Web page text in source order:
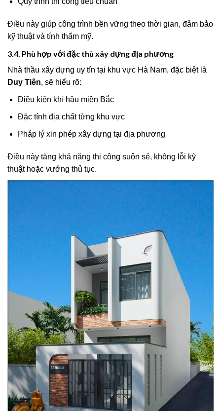
Điều này giúp công trình bền vững theo thời gian, đảm bảo
kỹ thuật và tính thẩm mỹ.
3.4. Phù hợp với đặc thù xây dựng địa phương
Nhà thầu xây dựng uy tín tại khu vực Hà Nam, đặc biệt là
Duy Tiên, sẽ hiểu rõ:
Điều kiện khí hậu miền Bắc
Đặc tính địa chất từng khu vực
Pháp lý xin phép xây dựng tại địa phương
Điều này tăng khả năng thi công suôn sẻ, không lỗi kỹ
thuật hoặc vướng thủ tục.